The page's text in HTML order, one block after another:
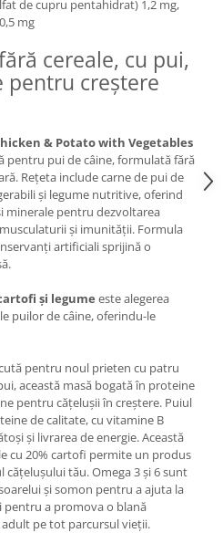
de cupru pentahidrat) 1,2 mg,
mg
cereale, cu pui,
pentru creștere
& Potato with Vegetables
pentru pui de câine, formulată fără
Rețeta include carne de pui de
și legume nutritive, oferind
minerale pentru dezvoltarea
și imunității. Formula
artificiali sprijină o
și legume este alegerea
puilor de câine, oferindu-le
pentru noul prieten cu patru
această masă bogată în proteine
​​pentru cățelușii în creștere. Puiul
​​de calitate, cu vitamine B
și livrarea de energie. Această
cu 20% cartofi permite un produs
cățelușului tău.Omega 3 și 6 sunt
și somon pentru a ajuta la
pentru a promova o blană
pe tot parcursul vieții.